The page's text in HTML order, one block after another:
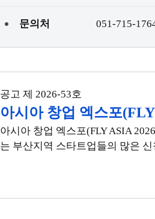
문의처 051-715-
공고 제 2026-53호
아시아 창업 엑스포
아시아 창업 엑스포(FLY ASIA
는 부산지역 스타트업들의 많은